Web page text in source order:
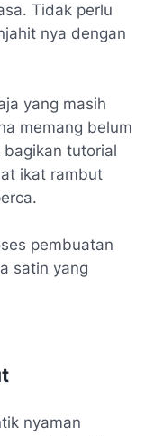
Tidak perlu
nya dengan
yang masih
memang belum
tutorial
ikat rambut
pembuatan
satin yang
nyaman